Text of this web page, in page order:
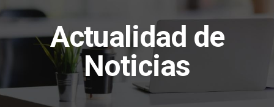
Actualidad de
Noticias